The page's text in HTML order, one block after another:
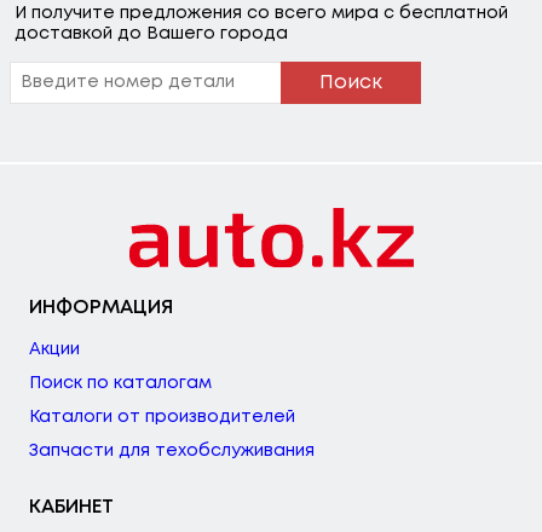
И получите предложения со всего мира с бесплатной
доставкой до Вашего города
Поиск
ИНФОРМАЦИЯ
Акции
Поиск по каталогам
Каталоги от производителей
Запчасти для техобслуживания
КАБИНЕТ